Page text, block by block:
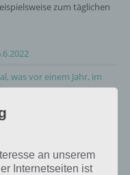
zum täglichen
was vor einem Jahr, im
zu Im Land der
an unserem
Internetseiten ist